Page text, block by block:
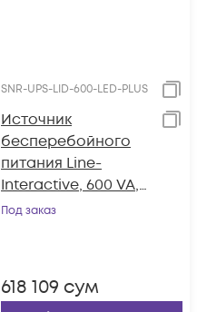
SNR-UPS-LID-600-LED-PLUS
Источник
бесперебойного
питания Line-
Interactive, 600 VA,
LED, USB, 8 Schuko
Под заказ
618 109 сум